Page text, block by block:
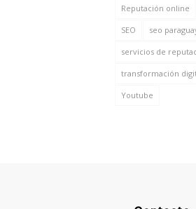
Reputación online
SEO seo
servicios de
transformación
Youtube